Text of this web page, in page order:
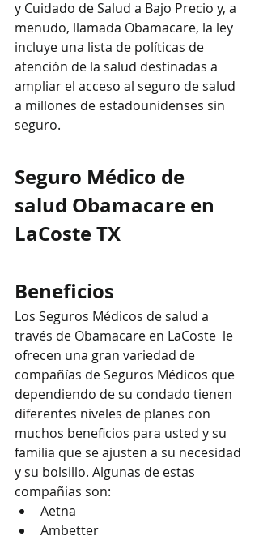
y Cuidado de Salud a Bajo Precio y, a
menudo, llamada Obamacare, la ley
incluye una lista de políticas de
atención de la salud destinadas a
ampliar el acceso al seguro de salud
a millones de estadounidenses sin
seguro.
Seguro Médico de
salud Obamacare en
LaCoste TX
Beneficios
Los Seguros Médicos de salud a
través de Obamacare en LaCoste  le
ofrecen una gran variedad de
compañías de Seguros Médicos que
dependiendo de su condado tienen
diferentes niveles de planes con
muchos beneficios para usted y su
familia que se ajusten a su necesidad
y su bolsillo. Algunas de estas
compañias son:
Aetna
Ambetter